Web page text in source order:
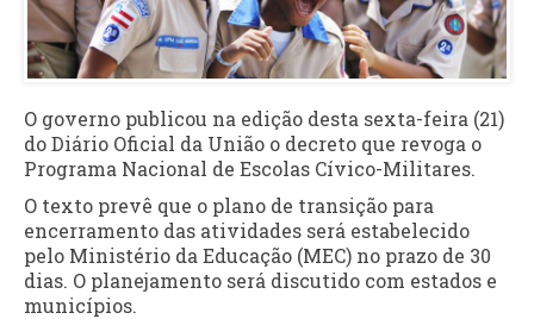
O governo publicou na edição desta sexta-feira (21)
do Diário Oficial da União o decreto que revoga o
Programa Nacional de Escolas Cívico-Militares.
O texto prevê que o plano de transição para
encerramento das atividades será estabelecido
pelo Ministério da Educação (MEC) no prazo de 30
dias. O planejamento será discutido com estados e
municípios.